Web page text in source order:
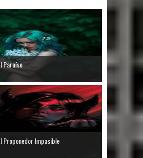
Paraíso
Proponedor Impasible